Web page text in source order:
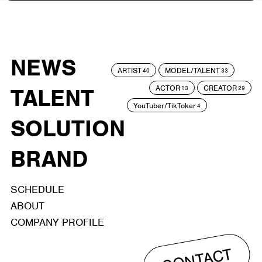
NEWS
TALENT
SOLUTION
BRAND
ARTIST40 MODEL/TALENT33
ACTOR 13 CREATOR29
YouTuber/TikToker4
SCHEDULE
ABOUT
COMPANY PROFILE